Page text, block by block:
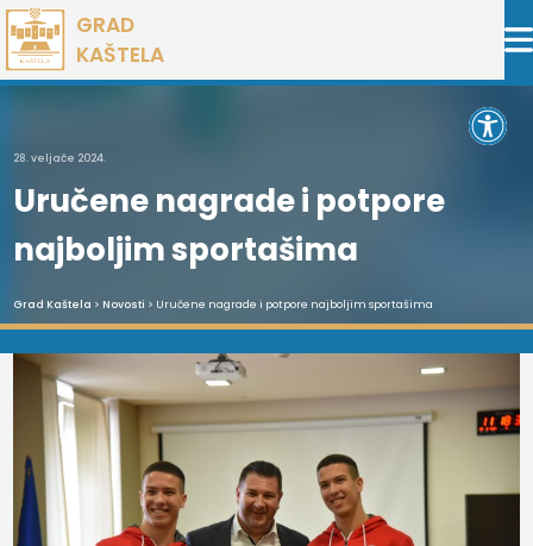
Preskoči
na
sadržaj
GRAD
KAŠTELA
28. veljače 2024.
Uručene nagrade i potpore
najboljim sportašima
Grad Kaštela > Novosti > Uručene nagrade i potpore najboljim sportašima